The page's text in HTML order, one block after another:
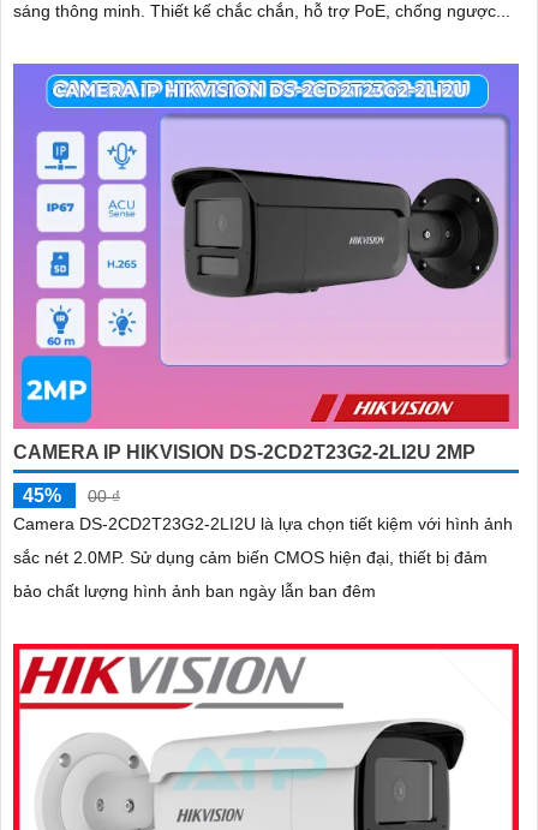
sáng thông minh. Thiết kế chắc chắn, hỗ trợ PoE, chống ngược...
CAMERA IP HIKVISION DS-2CD2T23G2-2LI2U 2MP
45%
00 ₫
Camera DS-2CD2T23G2-2LI2U là lựa chọn tiết kiệm với hình ảnh
sắc nét 2.0MP. Sử dụng cảm biến CMOS hiện đại, thiết bị đảm
bảo chất lượng hình ảnh ban ngày lẫn ban đêm